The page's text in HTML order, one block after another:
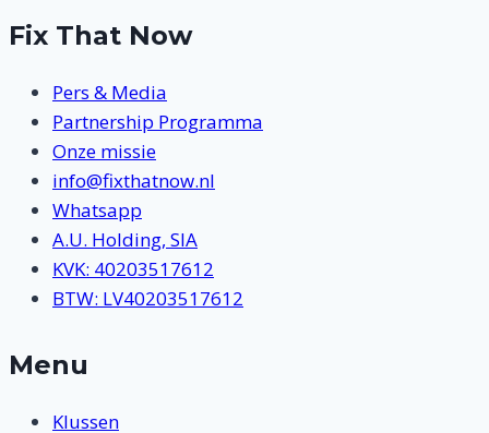
Fix That Now
Pers & Media
Partnership Programma
Onze missie
info@fixthatnow.nl
Whatsapp
A.U. Holding, SIA
KVK: 40203517612
BTW: LV40203517612
Menu
Klussen